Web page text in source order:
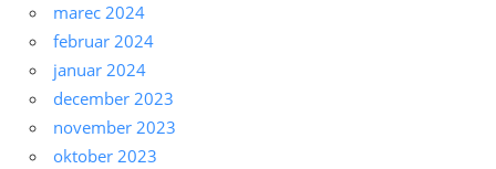
marec 2024
februar 2024
januar 2024
december 2023
november 2023
oktober 2023